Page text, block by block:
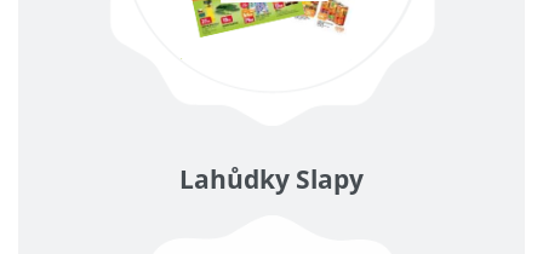
Lahůdky Slapy